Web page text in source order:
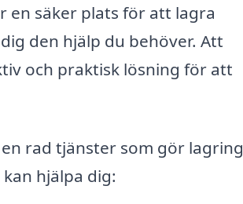
en säker plats för att lagra
den hjälp du behöver. Att
och praktisk lösning för att
rad tjänster som gör lagring
hjälpa dig: